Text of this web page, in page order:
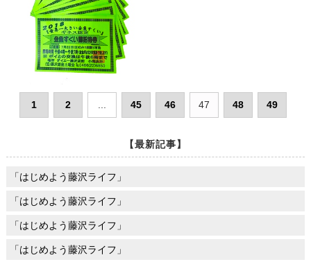
1 2 45 46 47 48 49
【最新記事】
「はじめよう藤沢ライフ」
「はじめよう藤沢ライフ」
「はじめよう藤沢ライフ」
「はじめよう藤沢ライフ」